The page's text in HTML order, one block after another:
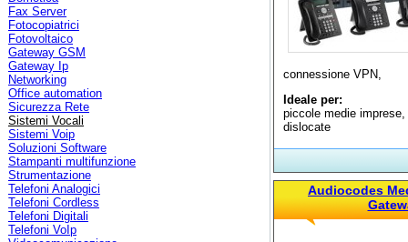
Fax Server
Fotocopiatrici
Fotovoltaico
Gateway GSM
Gateway Ip
Networking
Office automation
Sicurezza Rete
Sistemi Vocali
Sistemi Voip
Soluzioni Software
Stampanti multifunzione
Strumentazione
Telefoni Analogici
Telefoni Cordless
Telefoni Digitali
Telefoni VoIp
connessione VPN,
Ideale per:
piccole medie
dislocate
Audiocodes